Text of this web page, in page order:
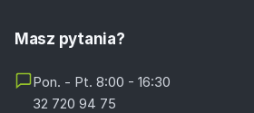
Masz pytania?
Pon. - Pt. 8:00 - 16:30
32 720 94 75